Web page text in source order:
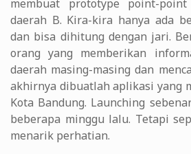
membuat prototype point-
daerah B. Kira-kira hanya ada
dan bisa dihitung dengan jari.
orang yang memberikan
daerah masing-masing dan
akhirnya dibuatlah aplikasi yang
Kota Bandung. Launching
beberapa minggu lalu. Tetapi
menarik perhatian.